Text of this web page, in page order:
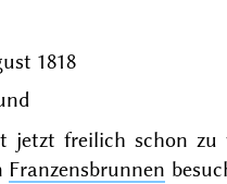
1818
jetzt freilich schon
Franzensbrunnen